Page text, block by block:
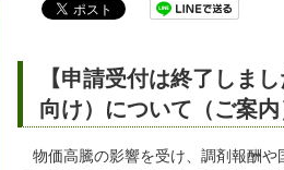
【申請受付は終了しま
向け）について（ご案内
物価高騰の影響を受け、調剤報酬や